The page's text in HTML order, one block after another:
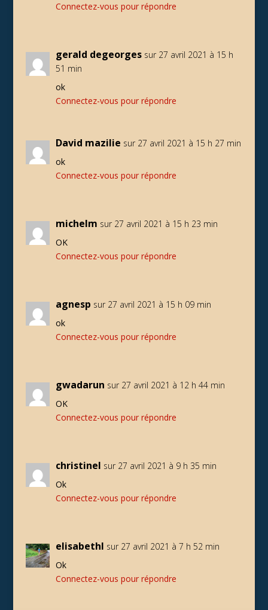
Connectez-vous pour répondre
gerald degeorges sur 27 avril 2021 à 15 h
51 min
ok
Connectez-vous pour répondre
David mazilie sur 27 avril 2021 à 15 h 27 min
ok
Connectez-vous pour répondre
michelm sur 27 avril 2021 à 15 h 23 min
OK
Connectez-vous pour répondre
agnesp sur 27 avril 2021 à 15 h 09 min
ok
Connectez-vous pour répondre
gwadarun sur 27 avril 2021 à 12 h 44 min
OK
Connectez-vous pour répondre
christinel sur 27 avril 2021 à 9 h 35 min
Ok
Connectez-vous pour répondre
elisabethl sur 27 avril 2021 à 7 h 52 min
Ok
Connectez-vous pour répondre